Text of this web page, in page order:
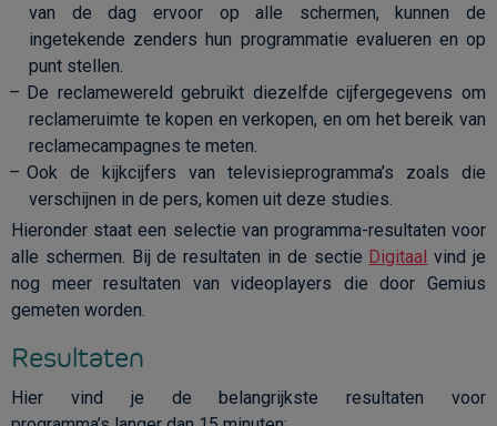
van de dag ervoor op alle schermen, kunnen de
ingetekende zenders hun programmatie evalueren en op
punt stellen.
De reclamewereld gebruikt diezelfde cijfergegevens om
reclameruimte te kopen en verkopen, en om het bereik van
reclamecampagnes te meten.
Ook de kijkcijfers van televisieprogramma’s zoals die
verschijnen in de pers, komen uit deze studies.
Hieronder staat een selectie van programma-resultaten voor
alle schermen. Bij de resultaten in de sectie Digitaal vind je
nog meer resultaten van videoplayers die door Gemius
gemeten worden.
Resultaten
Hier vind je de belangrijkste resultaten voor